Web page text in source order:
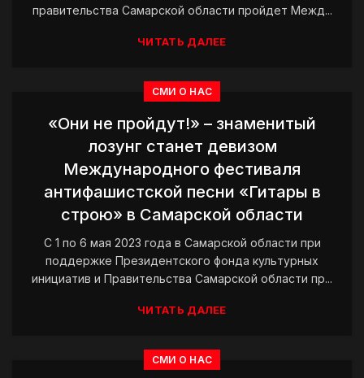
правительства Самарской области пройдет Межд...
ЧИТАТЬ ДАЛЕЕ
СМИ О НАС
«Они не пройдут!» – знаменитый
лозунг станет девизом
Международного фестиваля
антифашистской песни «Гитары в
строю» в Самарской области
С 1 по 6 мая 2023 года в Самарской области при
поддержке Президентского фонда культурных
инициатив и Правительства Самарской области пр...
ЧИТАТЬ ДАЛЕЕ
СМИ О НАС